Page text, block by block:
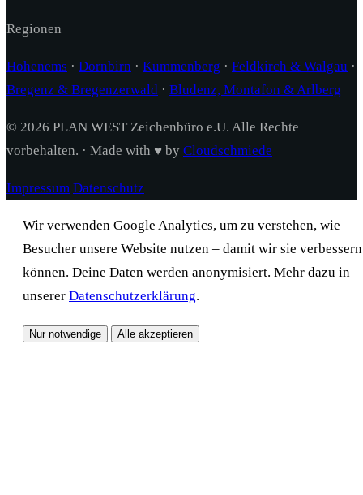
Regionen
Hohenems · Dornbirn · Kummenberg · Feldkirch & Walgau ·
Bregenz & Bregenzerwald · Bludenz, Montafon & Arlberg
© 2026 PLAN WEST Zeichenbüro e.U. Alle Rechte
vorbehalten. · Made with ♥ by Cloudschmiede
Impressum Datenschutz
Wir verwenden Google Analytics, um zu verstehen, wie
Besucher unsere Website nutzen – damit wir sie verbessern
können. Deine Daten werden anonymisiert. Mehr dazu in
unserer Datenschutzerklärung.
Nur notwendige Alle akzeptieren